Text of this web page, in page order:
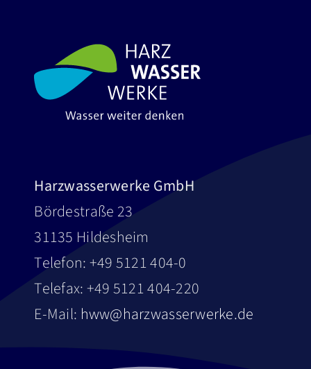
Harzwasserwerke GmbH
Bördestraße 23
31135 Hildesheim
Telefon: +49 5121 404-0
Telefax: +49 5121 404-220
E-Mail: hww@harzwasserwerke.de